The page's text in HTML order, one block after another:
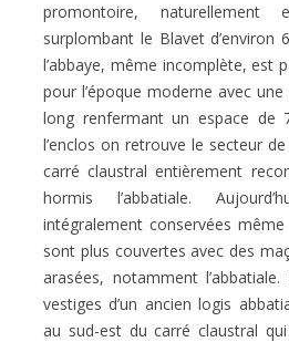
promontoire, naturellement
surplombant le Blavet d’environ
l’abbaye, même incomplète, est
pour l’époque moderne avec
long renfermant un espace de
l’enclos on retrouve le secteur
carré claustral entièrement
hormis l’abbatiale.
intégralement conservées
sont plus couvertes avec des
arasées, notamment
vestiges d’un ancien logis
au sud-est du carré claustral